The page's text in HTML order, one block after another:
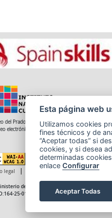
del Prado 28, 1ª Planta - 28014 Madrid
electrónico:
legal Cookies
de Educación, Formación Profesional y
25-014-X
Esta página web
Utilizamos cookies
fines técnicos y de
“Aceptar todas” si
cookies, y si desea
determinadas
enlace Configurar
Aceptar Todas